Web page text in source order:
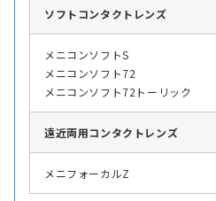
ソフト コンタクトレンズ
メニコンソフトS
メニコンソフト72
メニコンソフト72トーリック
遠近両用コンタクトレンズ
メニフォーカルZ